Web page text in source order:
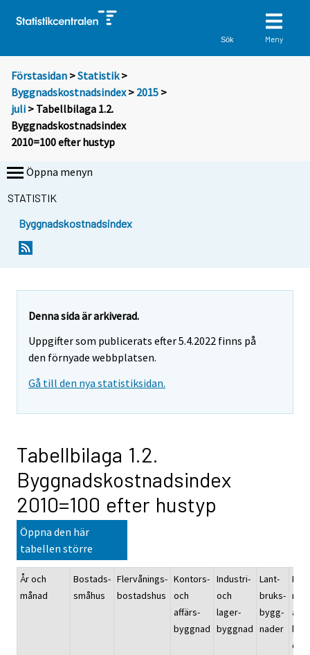
Sök Meny
Förstasidan >Statistik >
Byggnadskostnadsindex> 2015 >
juli > Tabellbilaga 1.2.
Byggnadskostnadsindex
2010=100 efter hustyp
Öppna menyn
STATISTIK
Byggnadskostnadsindex
Denna sida är arkiverad.
Uppgifter som publicerats efter 5.4.2022 finns på
den förnyade webbplatsen.
Gå till den nya statistiksidan.
Tabellbilaga 1.2.
Byggnadskostnadsindex
2010=100 efter hustyp
Öppna den här
tabellen större
År och
månad
Bostads-
småhus
Flervånings-
bostadshus
Kontors-
och
affärs-
byggnad
Industri-
och
lager-
byggnad
Lant-
bruks-
bygg-
nader
av
och